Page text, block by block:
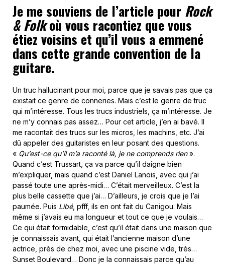
Je me souviens de l’article pour Rock
& Folkoù vous racontiez que vous
étiez voisins et qu’il vous a emmené
dans cette grande convention de la
guitare.
Un truc hallucinant pour moi, parce que je savais pas que ça
existait ce genre de conneries. Mais c’est le genre de truc
qui m’intéresse. Tous les trucs industriels, ça m’intéresse. Je
ne m’y connais pas assez… Pour cet article, j’en ai bavé. Il
me racontait des trucs sur les micros, les machins, etc. J’ai
dû appeler des guitaristes en leur posant des questions.
« Qu’est-ce qu’il m’a raconté là, je ne comprends rien».
Quand c’est Trussart, ça va parce qu’il daigne bien
m’expliquer, mais quand c’est Daniel Lanois, avec qui j’ai
passé toute une après-midi… C’était merveilleux. C’est la
plus belle cassette que j’ai… D’ailleurs, je crois que je l’ai
paumée. Puis Libé, pfff, ils en ont fait du Canigou. Mais
même si j’avais eu ma longueur et tout ce que je voulais…
Ce qui était formidable, c’est qu’il était dans une maison que
je connaissais avant, qui était l’ancienne maison d’une
actrice, près de chez moi, avec une piscine vide, très…
Sunset Boulevard… Donc je la connaissais parce qu’au